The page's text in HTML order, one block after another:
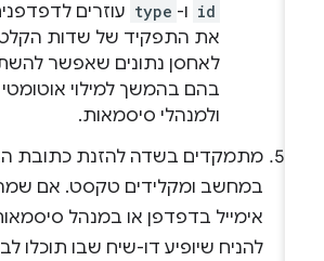
ו- type עוזרים לדפדפנים
את התפקיד של שדות הקלט
לאחסן נתונים שאפשר
בהם בהמשך למילוי אוטומטי
ולמנהלי סיסמאות.
מתמקדים בשדה להזנת כתובת
במחשב ומקלידים טקסט. אם
אימייל בדפדפן או במנהל סיסמאות,
להניח שיופיע דו-שיח שבו תוכלו